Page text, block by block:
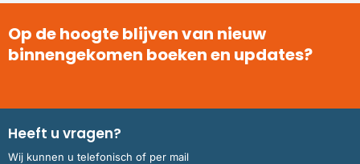
Op de hoogte blijven van nieuw
binnengekomen boeken en updates?
Heeft u vragen?
Wij kunnen u telefonisch of per mail